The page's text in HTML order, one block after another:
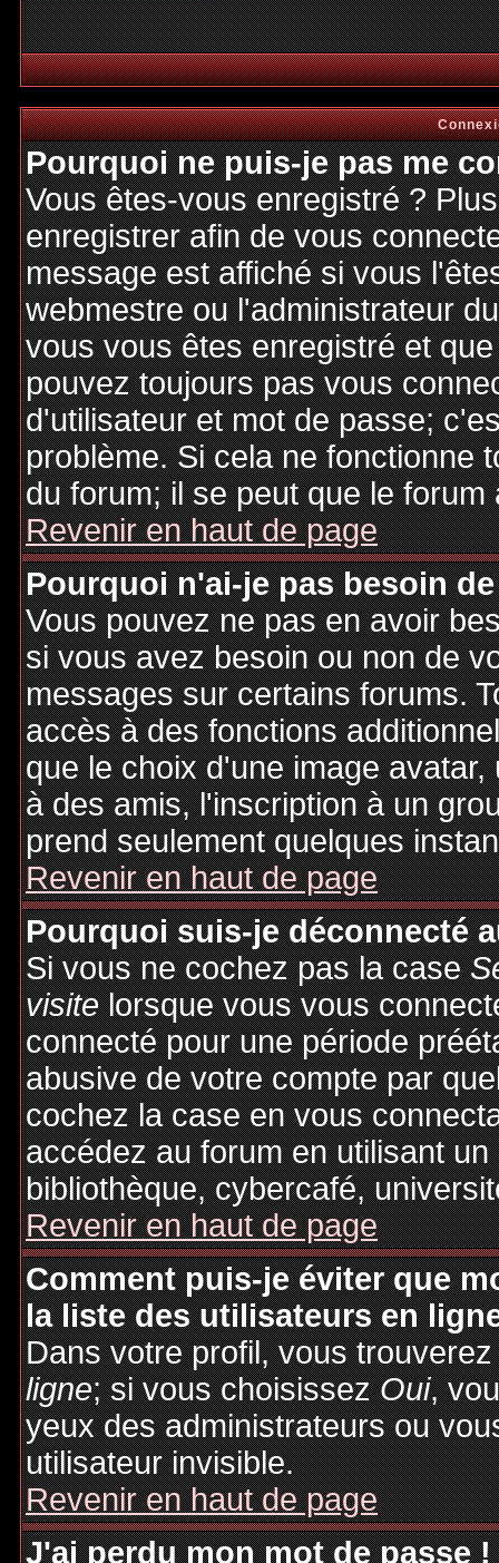
Pourquoi ne puis-je pas me
Vous êtes-vous enregistré ?
enregistrer afin de vous
message est affiché si vous
webmestre ou l'administrateur
vous vous êtes enregistré et
pouvez toujours pas vous
d'utilisateur et mot de passe;
problème. Si cela ne fonctionne
du forum; il se peut que le
Revenir en haut de page
Pourquoi n'ai-je pas besoin
Vous pouvez ne pas en avoir
si vous avez besoin ou non de
messages sur certains forums.
accès à des fonctions
que le choix d'une image
à des amis, l'inscription à un
prend seulement quelques
Revenir en haut de page
Pourquoi suis-je déconnecté
Si vous ne cochez pas la case
visitelorsque vous vous
connecté pour une période
abusive de votre compte par
cochez la case en vous
accédez au forum en utilisant
bibliothèque, cybercafé,
Revenir en haut de page
Comment puis-je éviter que
la liste des utilisateurs en
Dans votre profil, vous
ligne; si vous choisissezOui,
yeux des administrateurs ou
utilisateur invisible.
Revenir en haut de page
J'ai perdu mon mot de passe !